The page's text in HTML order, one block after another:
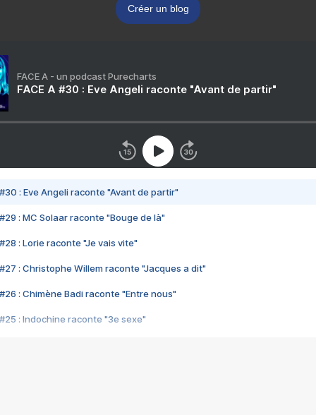
Créer un blog
FACE A - un podcast Purecharts
FACE A #30 : Eve Angeli raconte "Avant de partir"
#30 : Eve Angeli raconte "Avant de partir"
#29 : MC Solaar raconte "Bouge de là"
#28 : Lorie raconte "Je vais vite"
#27 : Christophe Willem raconte "Jacques a dit"
#26 : Chimène Badi raconte "Entre nous"
#25 : Indochine raconte "3e sexe"